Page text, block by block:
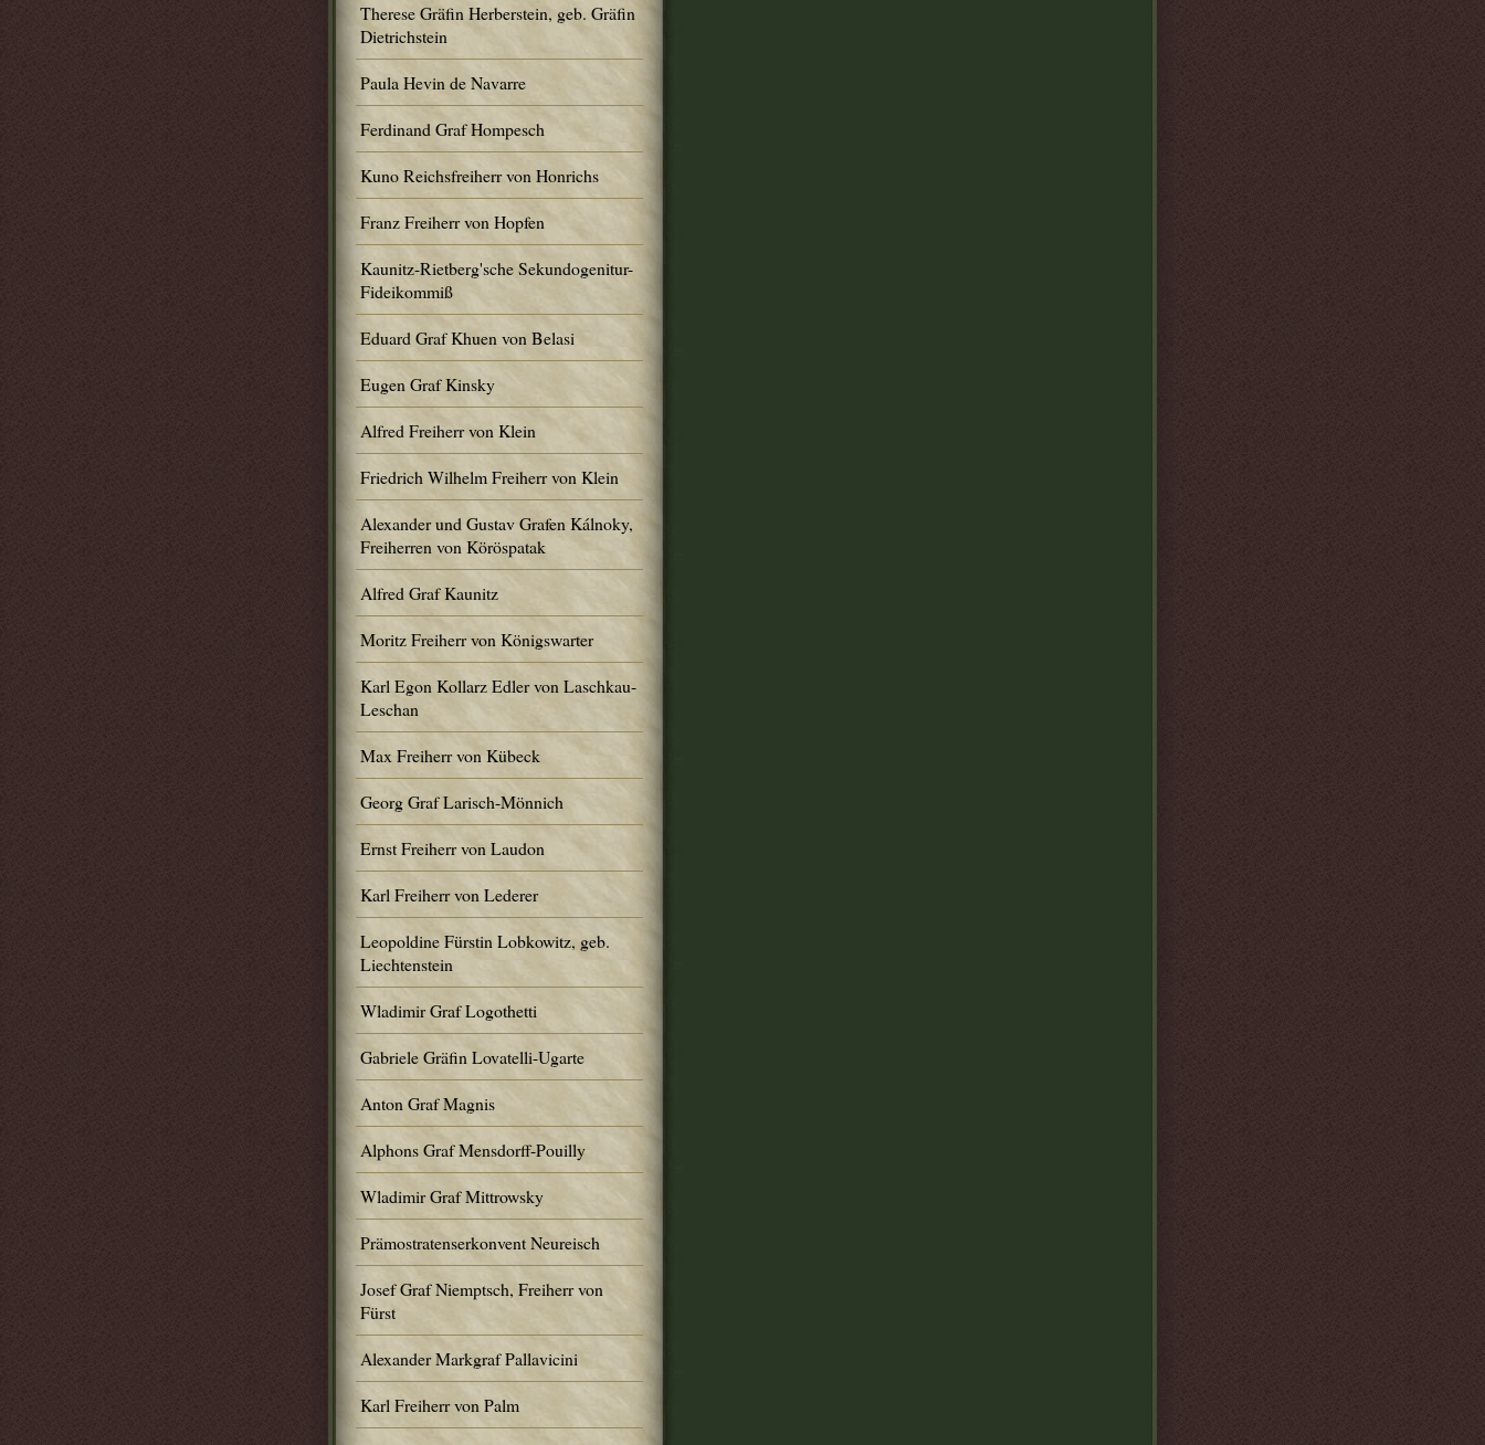
Therese Gräfin Herberstein, geb. Gräfin
Dietrichstein
Paula Hevin de Navarre
Ferdinand Graf Hompesch
Kuno Reichsfreiherr von Honrichs
Franz Freiherr von Hopfen
Kaunitz-Rietberg'sche Sekundogenitur-
Fideikommiß
Eduard Graf Khuen von Belasi
Eugen Graf Kinsky
Alfred Freiherr von Klein
Friedrich Wilhelm Freiherr von Klein
Alexander und Gustav Grafen Kálnoky,
Freiherren von Köröspatak
Alfred Graf Kaunitz
Moritz Freiherr von Königswarter
Karl Egon Kollarz Edler von Laschkau-
Leschan
Max Freiherr von Kübeck
Georg Graf Larisch-Mönnich
Ernst Freiherr von Laudon
Karl Freiherr von Lederer
Leopoldine Fürstin Lobkowitz, geb.
Liechtenstein
Wladimir Graf Logothetti
Gabriele Gräfin Lovatelli-Ugarte
Anton Graf Magnis
Alphons Graf Mensdorff-Pouilly
Wladimir Graf Mittrowsky
Prämostratenserkonvent Neureisch
Josef Graf Niemptsch, Freiherr von
Fürst
Alexander Markgraf Pallavicini
Karl Freiherr von Palm